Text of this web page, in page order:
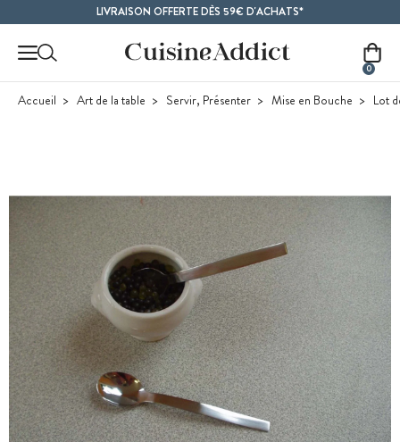
LIVRAISON OFFERTE DÈS 59€ D'ACHATS*
0
Accueil Art de la table Servir, Présenter Mise en Bouche Lot